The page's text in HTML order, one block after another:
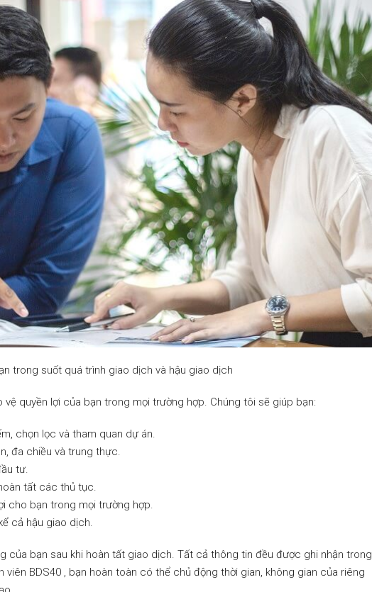
trong suốt quá trình giao dịch và hậu giao dịch
vệ quyền lợi của bạn trong mọi trường hợp. Chúng tôi sẽ giúp bạn:
chọn lọc và tham quan dự án.
đa chiều và trung thực.
tư.
tất các thủ tục.
cho bạn trong mọi trường hợp.
cả hậu giao dịch.
của bạn sau khi hoàn tất giao dịch. Tất cả thông tin đều được ghi nhận trong
viên BDS40 , bạn hoàn toàn có thể chủ động thời gian, không gian của riêng